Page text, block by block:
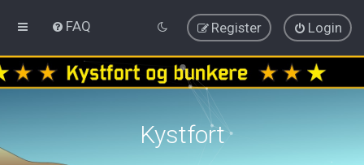
FAQ Login
Register
Kystfort